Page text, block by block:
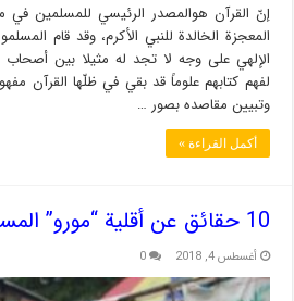
إنّ القرآن هوالمصدر الرئيسي للمسلمين في
المعجزة الخالدة للنبي الأكرم، وقد قام
الإلهي على وجه لا تجد له مثيلا بين أصحاب
لفهم كتابهم علوماً قد بقي في ظلّها القرآن
وتبيين مقاصده بصور …
أكمل القراءة »
10 حقائق عن أقلية “مورو” المسلمة في الفلبين
أغسطس 4, 2018 0